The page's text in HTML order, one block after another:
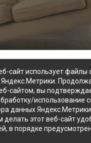
ул Восточное-
сайт использует файлы
сайтом, вы
использование
данных
делать этот веб-сайт
в порядке